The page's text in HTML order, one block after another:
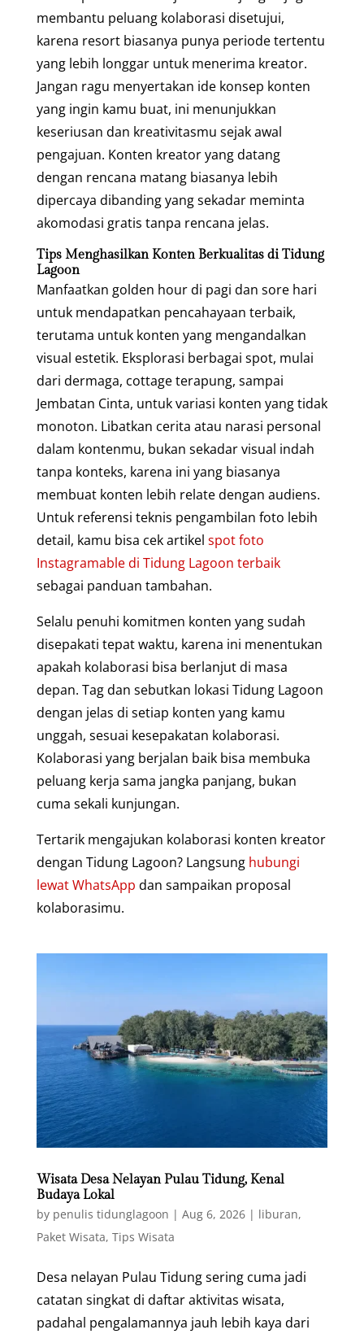
membantu peluang kolaborasi disetujui,
karena resort biasanya punya periode tertentu
yang lebih longgar untuk menerima kreator.
Jangan ragu menyertakan ide konsep konten
yang ingin kamu buat, ini menunjukkan
keseriusan dan kreativitasmu sejak awal
pengajuan. Konten kreator yang datang
dengan rencana matang biasanya lebih
dipercaya dibanding yang sekadar meminta
akomodasi gratis tanpa rencana jelas.
Tips Menghasilkan Konten Berkualitas di Tidung
Lagoon
Manfaatkan golden hour di pagi dan sore hari
untuk mendapatkan pencahayaan terbaik,
terutama untuk konten yang mengandalkan
visual estetik. Eksplorasi berbagai spot, mulai
dari dermaga, cottage terapung, sampai
Jembatan Cinta, untuk variasi konten yang tidak
monoton. Libatkan cerita atau narasi personal
dalam kontenmu, bukan sekadar visual indah
tanpa konteks, karena ini yang biasanya
membuat konten lebih relate dengan audiens.
Untuk referensi teknis pengambilan foto lebih
detail, kamu bisa cek artikel spot foto
Instagramable di Tidung Lagoon terbaik
sebagai panduan tambahan.
Selalu penuhi komitmen konten yang sudah
disepakati tepat waktu, karena ini menentukan
apakah kolaborasi bisa berlanjut di masa
depan. Tag dan sebutkan lokasi Tidung Lagoon
dengan jelas di setiap konten yang kamu
unggah, sesuai kesepakatan kolaborasi.
Kolaborasi yang berjalan baik bisa membuka
peluang kerja sama jangka panjang, bukan
cuma sekali kunjungan.
Tertarik mengajukan kolaborasi konten kreator
dengan Tidung Lagoon? Langsung hubungi
lewat WhatsApp dan sampaikan proposal
kolaborasimu.
Wisata Desa Nelayan Pulau Tidung, Kenal
Budaya Lokal
by penulis tidunglagoon | Aug 6, 2026| liburan,
Paket Wisata, Tips Wisata
Desa nelayan Pulau Tidung sering cuma jadi
catatan singkat di daftar aktivitas wisata,
padahal pengalamannya jauh lebih kaya dari